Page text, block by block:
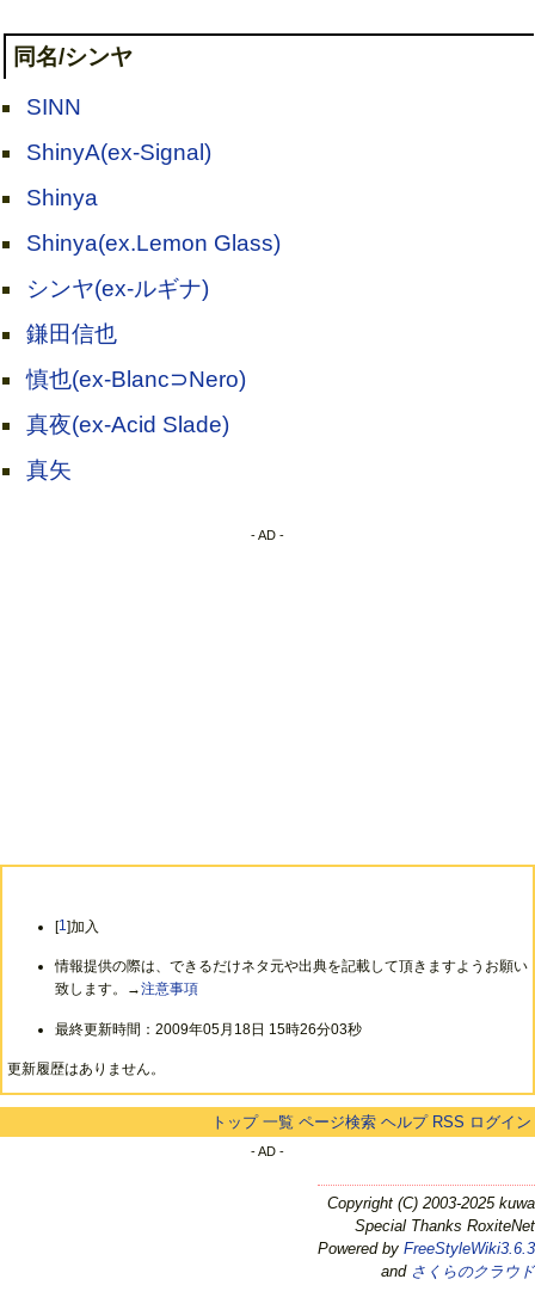
同名/シンヤ
SINN
ShinyA(ex-Signal)
Shinya
Shinya(ex.Lemon Glass)
シンヤ(ex-ルギナ)
鎌田信也
慎也(ex-Blanc⊃Nero)
真夜(ex-Acid Slade)
真矢
- AD -
[1]加入
情報提供の際は、できるだけネタ元や出典を記載して頂きますようお願い
致します。→注意事項
最終更新時間：2009年05月18日 15時26分03秒
更新履歴はありません。
トップ 一覧 ページ検索 ヘルプ RSS ログイン
- AD -
Copyright (C) 2003-2025 kuwa
Special Thanks RoxiteNet
Powered by FreeStyleWiki3.6.3
and さくらのクラウド